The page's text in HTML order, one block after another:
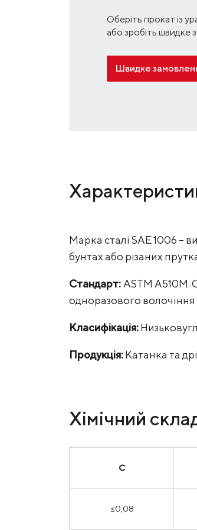
Оберіть прокат із
або зробіть швидке
Швидке
Марка сталі SAE 1006 –
бунтах або різаних
Стандарт: ASTM A510M.
одноразового
Класифікація:
Продукція:Катанка та
Хімічний
С
≤0,08